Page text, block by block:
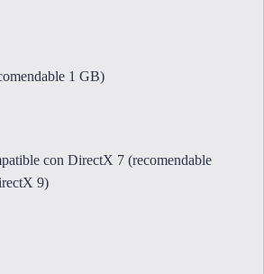
1 GB)
con DirectX 7 (recomendable
9)